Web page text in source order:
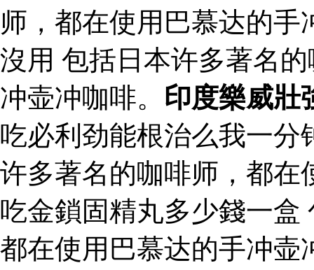
师，都在使用巴慕达的
沒用 包括日本许多著名
冲壶冲咖啡。 印度樂威壯
吃必利劲能根治么我一分
许多著名的咖啡师，都在
吃金鎖固精丸多少錢一盒
都在使用巴慕达的手冲壶